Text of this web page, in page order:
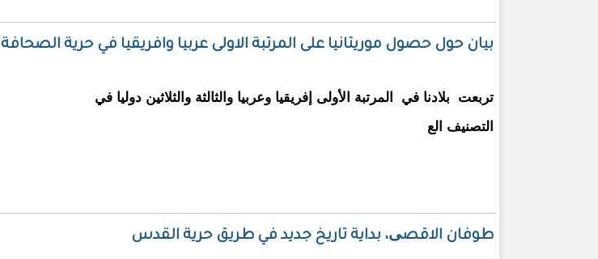
بيان حول حصول موريتانيا على المرتبة الاولى عربيا وافريقيا في حرية الصحافة
تربعت بلادنا في المرتبة الأولى إفريقيا وعربيا والثالثة والثلاثين دوليا في
التصنيف الع
طوفان الاقصی، بداية تاريخ جديد في طريق حرية القدس